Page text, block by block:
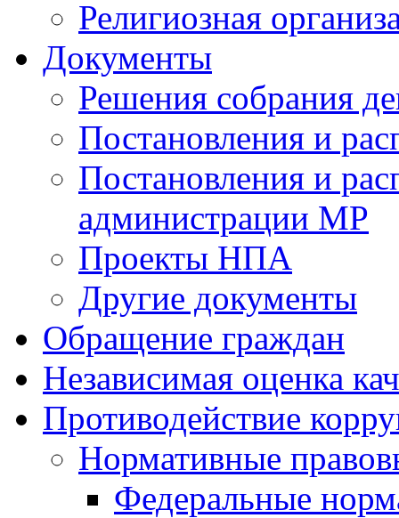
Религиозная
Документы
Решения собрания
Постановления и
Постановления и
администрации МР
Проекты НПА
Другие документы
Обращение граждан
Независимая оценка
Противодействие
Нормативные
Федеральные